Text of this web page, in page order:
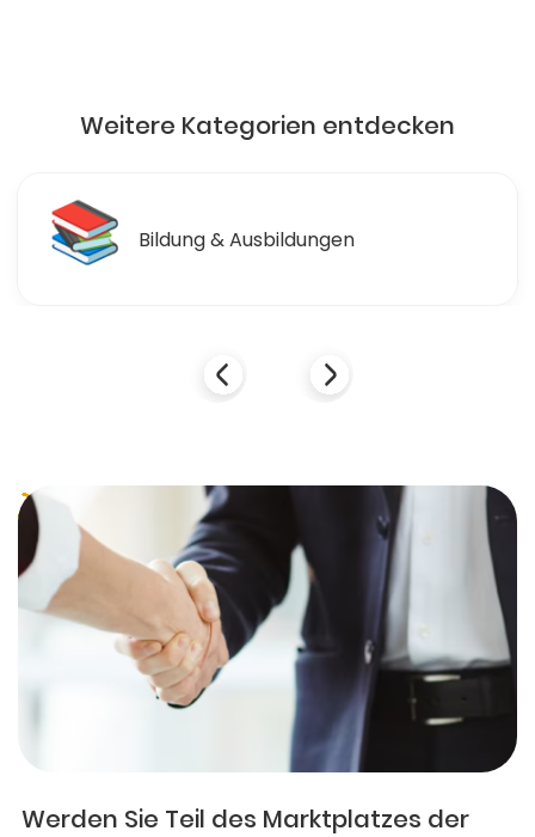
Weitere Kategorien entdecken
🛒 Einzelhandel & Einkaufen
Werden Sie Teil des Marktplatzes der